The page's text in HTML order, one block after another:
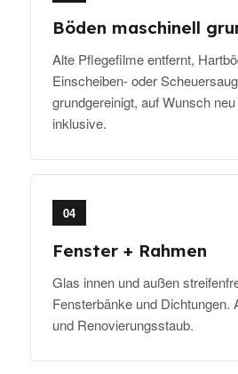
Böden maschinell
Alte Pflegefilme entfernt,
Einscheiben- oder
grundgereinigt, auf Wunsch
inklusive.
04
Fenster + Rahmen
Glas innen und außen
Fensterbänke und Dichtungen.
und Renovierungsstaub.